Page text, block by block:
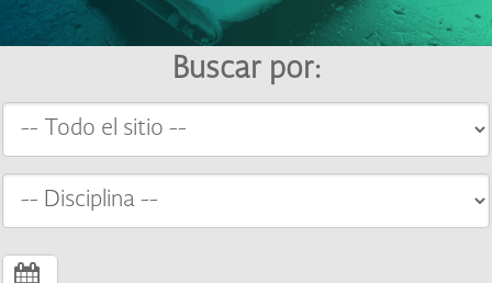
Buscar por: